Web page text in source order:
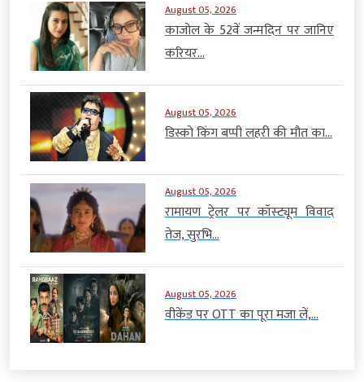
August 05, 2026
काजोल के 52वें जन्मदिन पर जानिए
करियर...
August 05, 2026
डिस्को किंग बप्पी लहरी की मौत का...
August 05, 2026
रामायण ट्रेलर पर कॉस्ट्यूम विवाद
तेज, सुरभि...
August 05, 2026
वीकेंड पर OTT का पूरा मजा लें,...